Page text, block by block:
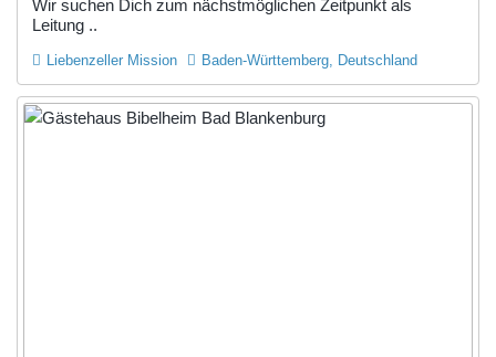
Wir suchen Dich zum nächstmöglichen Zeitpunkt als
Leitung ..
Liebenzeller Mission Baden-Württemberg, Deutschland